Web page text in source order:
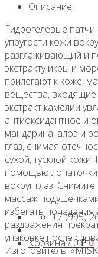
+7 (995)
Корзина /0₽0
Описание
Гидрогелевые
упругости кожи
разглаживающий и
экстракту икры и
прилегают к коже,
вещества, входящие
экстракт камелии
антиоксидантное и
мандарина, алоэ и
глаз, снимая
сухой, тусклой
помощью
вокруг глаз.
массаж
избегать попадания
раздражения
упаковке после
Изготовитель: